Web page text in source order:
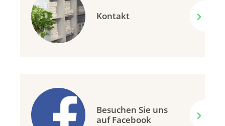
Kontakt
Besuchen Sie uns
auf Facebook